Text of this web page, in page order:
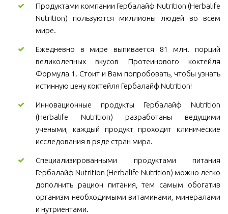
Продуктами компании Гербалайф Nutrition (Herbalife
Nutrition) пользуются миллионы людей во всем
мире.
Ежедневно в мире выпивается 81 млн. порций
великолепных вкусов Протеинового коктейля
Формула 1. Стоит и Вам попробовать, чтобы узнать
истинную цену коктейля Гербалайф Nutrition!
Инновационные продукты Гербалайф Nutrition
(Herbalife Nutrition) разработаны ведущими
учеными, каждый продукт проходит клинические
исследования в ряде стран мира.
Специализированными продуктами питания
Гербалайф Nutrition (Herbalife Nutrition) можно легко
дополнить рацион питания, тем самым обогатив
организм необходимыми витаминами, минералами
и нутриентами.